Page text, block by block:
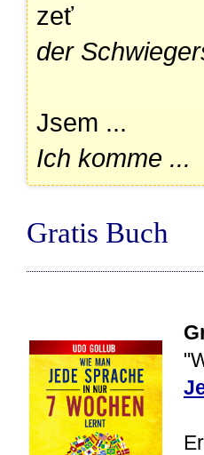
zeť
der
Jsem ...
Ich komme ...
Gratis Buch